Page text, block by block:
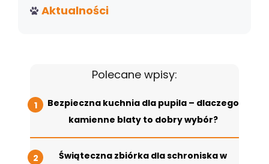
Aktualności
Polecane wpisy:
Bezpieczna kuchnia dla pupila – dlaczego
kamienne blaty to dobry wybór?
Świąteczna zbiórka dla schroniska w